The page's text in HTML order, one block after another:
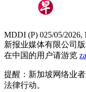
MDDI (P) 025/05/2026,
新报业媒体有限公司版
在中国的用户请游览
提醒：新加坡网络业
法律行动。